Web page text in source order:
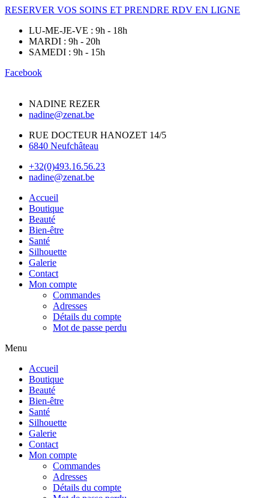
RESERVER VOS SOINS ET PRENDRE RDV EN LIGNE
LU-ME-JE-VE : 9h - 18h
MARDI : 9h - 20h
SAMEDI : 9h - 15h
Facebook
NADINE REZER
nadine@zenat.be
RUE DOCTEUR HANOZET 14/5
6840 Neufchâteau
+32(0)493.16.56.23
nadine@zenat.be
Accueil
Boutique
Beauté
Bien-être
Santé
Silhouette
Galerie
Contact
Mon compte
Commandes
Adresses
Détails du compte
Mot de passe perdu
Menu
Accueil
Boutique
Beauté
Bien-être
Santé
Silhouette
Galerie
Contact
Mon compte
Commandes
Adresses
Détails du compte